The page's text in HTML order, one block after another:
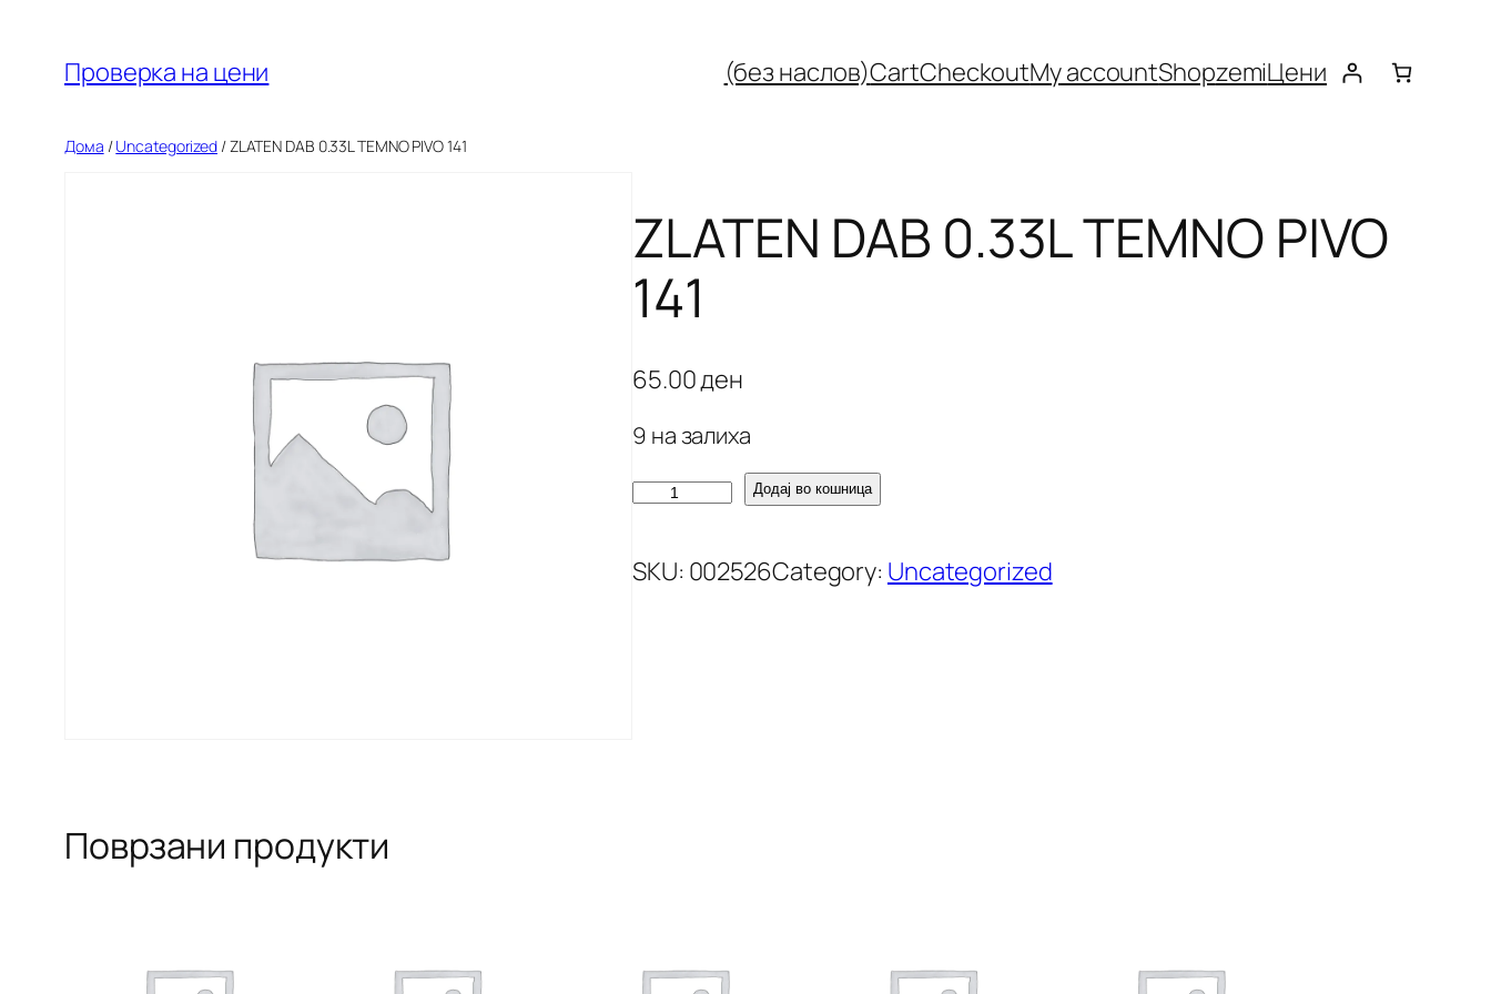
содржината
Проверка на цени (без наслов)CartCheckoutMy accountShopzemiЦени
Дома /Uncategorized / ZLATEN DAB 0.33L TEMNO PIVO 141
ZLATEN DAB 0.33L TEMNO PIVO
141
65.00ден
9 на залиха
Z
A
T
Додај во кошница
SKU: 002526Category: Uncategorized
Поврзани продукти